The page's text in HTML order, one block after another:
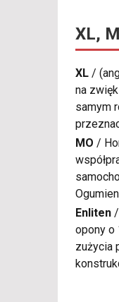
XL,
XL /
na
samym
MO /
Enliten /
opony o
zużycia